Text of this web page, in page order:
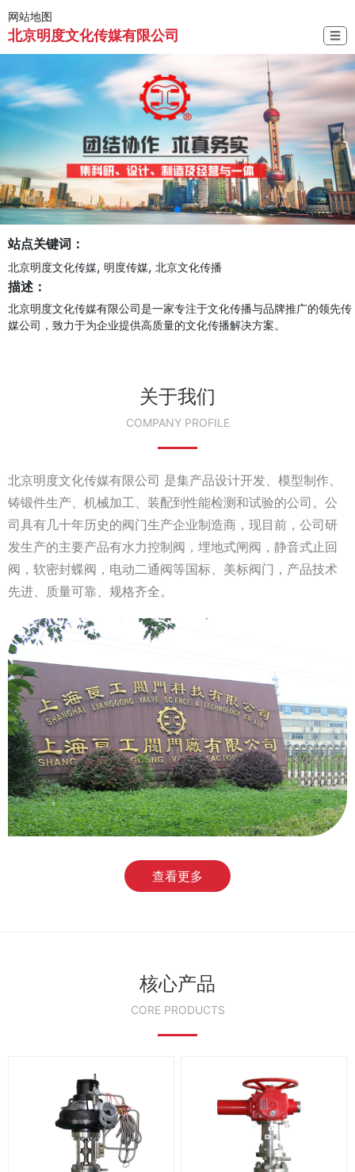
网站地图
北京明度文化传媒有限公司 ☰
站点关键词：
北京明度文化传媒, 明度传媒, 北京文化传播
描述：
北京明度文化传媒有限公司是一家专注于文化传播与品牌推广的领先传
媒公司，致力于为企业提供高质量的文化传播解决方案。
关于我们
COMPANY PROFILE
北京明度文化传媒有限公司 是集产品设计开发、模型制作、
铸锻件生产、机械加工、装配到性能检测和试验的公司。公
司具有几十年历史的阀门生产企业制造商，现目前，公司研
发生产的主要产品有水力控制阀，埋地式闸阀，静音式止回
阀，软密封蝶阀，电动二通阀等国标、美标阀门，产品技术
先进、质量可靠、规格齐全。
查看更多
核心产品
CORE PRODUCTS